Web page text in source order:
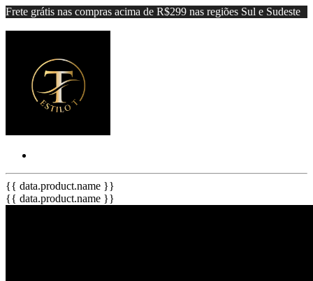
Frete grátis nas compras acima de R$299 nas regiões Sul e Sudeste
{{ data.product.name }}
{{ data.product.name }}